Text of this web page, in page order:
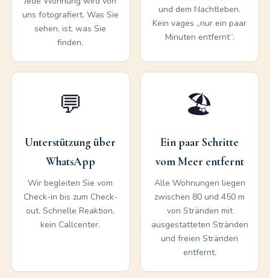
uns fotografiert. Was Sie
sehen, ist, was Sie
finden.
und dem Nachtleben.
Kein vages „nur ein paar
Minuten entfernt“.
💬
Unterstützung über
WhatsApp
Wir begleiten Sie vom
Check-in bis zum Check-
out. Schnelle Reaktion,
kein Callcenter.
🏖️
Ein paar Schritte
vom Meer entfernt
Alle Wohnungen liegen
zwischen 80 und 450 m
von Stränden mit
ausgestatteten Stränden
und freien Stränden
entfernt.